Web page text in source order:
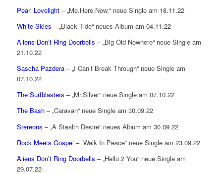
Pearl Lovelight– „Me.Here.Now.“ neue Single am 18.11.22
White Skies – „Black Tide“ neues Album am 04.11.22
Aliens Don’t Ring Doorbells – „Big Old Nowhere“ neue Single am
21.10.22
Sascha Pazdera– „I Can’t Break Through“ neue Single am
07.10.22
The Surfblasters – „Mr.Silver“ neue Single am 07.10.22
The Bash– „Caravan“ neue Single am 30.09.22
Stereons – „A Stealth Desire“ neues Album am 30.09.22
Rock Meets Gospel – „Walk In Peace“ neue Single am 23.09.22
Aliens Don’t Ring Doorbells – „Hello 2 You“ neue Single am
29.07.22